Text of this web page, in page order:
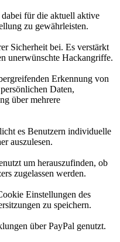
für die aktuell aktive
zu gewährleisten.
Sicherheit bei. Es verstärkt
unerwünschte Hackangriffe.
Erkennung von
Daten,
über mehrere
es Benutzern individuelle
auszulesen.
um herauszufinden, ob
zugelassen werden.
Einstellungen des
zu speichern.
über PayPal genutzt.